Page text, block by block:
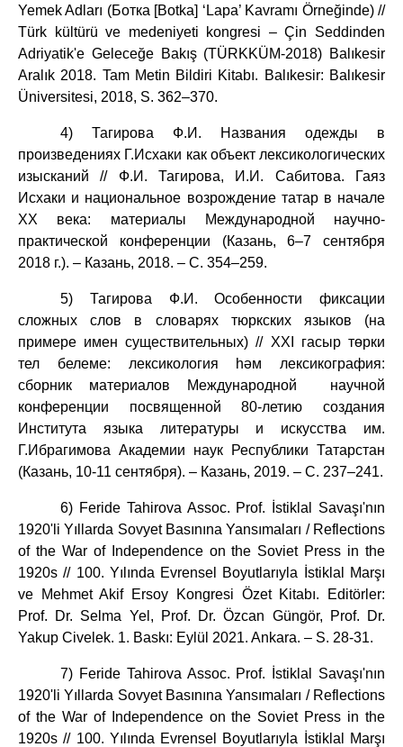
Yemek Adları (Ботка [Botka] ‘Lapa’ Kavramı Örneğinde) //
Türk kültürü ve medeniyeti kongresi – Çin Seddinden
Adriyatik'e Geleceğe Bakış (TÜRKKÜM-2018) Balıkesir
Aralık 2018. Tam Metin Bildiri Kitabı. Balıkesir: Balıkesir
Üniversitesi, 2018, S. 362–370.
4) Тагирова Ф.И. Названия одежды в
произведениях Г.Исхаки как объект лексикологических
изысканий // Ф.И. Тагирова, И.И. Cабитова. Гаяз
Исхаки и национальное возрождение татар в начале
ХХ века: материалы Международной научно-
практической конференции (Казань, 6–7 сентября
2018 г.). – Казань, 2018. – С. 354–259.
5) Тагирова Ф.И. Особенности фиксации
сложных слов в словарях тюркских языков (на
примере имен существительных) // XXI гасыр төрки
тел белеме: лексикология һәм лексикография:
сборник материалов Международной научной
конференции посвященной 80-летию создания
Института языка литературы и искусства им.
Г.Ибрагимова Академии наук Республики Татарстан
(Казань, 10-11 сентября). – Казань, 2019. – С. 237–241.
6) Feride Tahirova Assoc. Prof. İstiklal Savaşı'nın
1920'li Yıllarda Sovyet Basınına Yansımaları / Reflections
of the War of Independence on the Soviet Press in the
1920s // 100. Yılında Evrensel Boyutlarıyla İstiklal Marşı
ve Mehmet Akif Ersoy Kongresi Özet Kitabı. Editörler:
Prof. Dr. Selma Yel, Prof. Dr. Özcan Güngör, Prof. Dr.
Yakup Civelek. 1. Baskı: Eylül 2021. Ankara. – S. 28-31.
7) Feride Tahirova Assoc. Prof. İstiklal Savaşı'nın
1920'li Yıllarda Sovyet Basınına Yansımaları / Reflections
of the War of Independence on the Soviet Press in the
1920s // 100. Yılında Evrensel Boyutlarıyla İstiklal Marşı